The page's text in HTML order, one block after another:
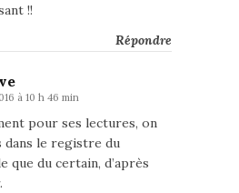
!!
Répondre
à 10 h 46 min
pour ses lectures, on
dans le registre du
que du certain, d’après